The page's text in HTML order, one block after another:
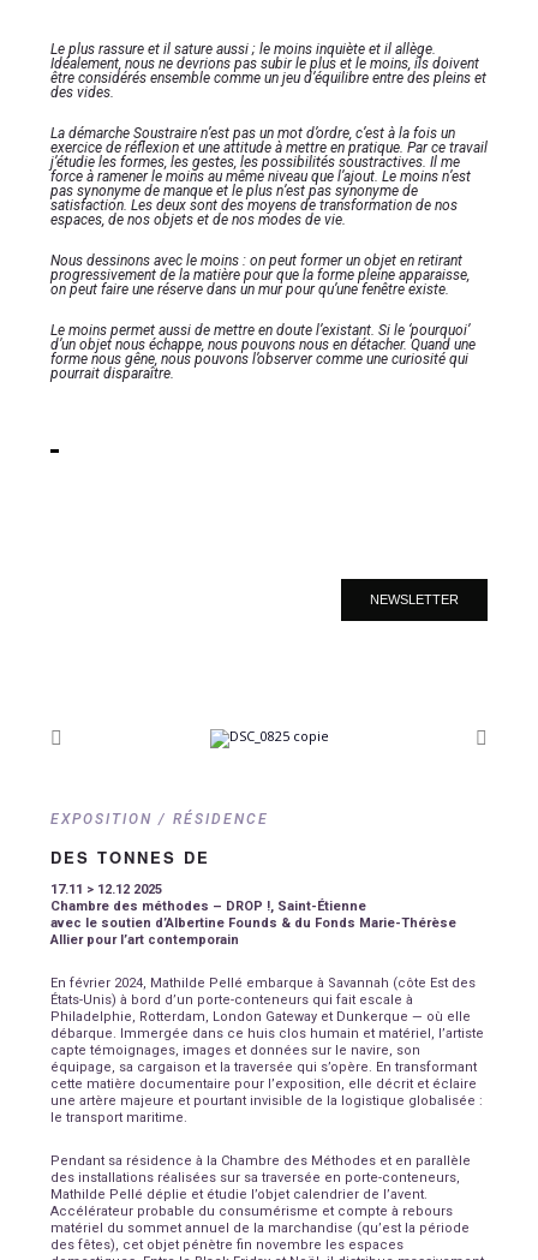
Le plus rassure et il sature aussi ; le moins inquiète et il allège.
Idéalement, nous ne devrions pas subir le plus et le moins, ils doivent
être considérés ensemble comme un jeu d’équilibre entre des pleins et
des vides.
La démarche Soustraire n’est pas un mot d’ordre, c’est à la fois un
exercice de réflexion et une attitude à mettre en pratique. Par ce travail
j’étudie les formes, les gestes, les possibilités soustractives. Il me
force à ramener le moins au même niveau que l’ajout. Le moins n’est
pas synonyme de manque et le plus n’est pas synonyme de
satisfaction. Les deux sont des moyens de transformation de nos
espaces, de nos objets et de nos modes de vie.
Nous dessinons avec le moins : on peut former un objet en retirant
progressivement de la matière pour que la forme pleine apparaisse,
on peut faire une réserve dans un mur pour qu’une fenêtre existe.
Le moins permet aussi de mettre en doute l’existant. Si le ‘pourquoi’
d’un objet nous échappe, nous pouvons nous en détacher. Quand une
forme nous gêne, nous pouvons l’observer comme une curiosité qui
pourrait disparaître.
NEWSLETTER
EXPOSITION / RÉSIDENCE
DES TONNES DE
17.11 > 12.12 2025
Chambre des méthodes – DROP !, Saint-Étienne
avec le soutien d’Albertine Founds & du Fonds Marie-Thérèse
Allier pour l’art contemporain
En février 2024, Mathilde Pellé embarque à Savannah (côte Est des
États-Unis) à bord d’un porte-conteneurs qui fait escale à
Philadelphie, Rotterdam, London Gateway et Dunkerque — où elle
débarque. Immergée dans ce huis clos humain et matériel, l’artiste
capte témoignages, images et données sur le navire, son
équipage, sa cargaison et la traversée qui s’opère. En transformant
cette matière documentaire pour l’exposition, elle décrit et éclaire
une artère majeure et pourtant invisible de la logistique globalisée :
le transport maritime.
Pendant sa résidence à la Chambre des Méthodes et en parallèle
des installations réalisées sur sa traversée en porte-conteneurs,
Mathilde Pellé déplie et étudie l’objet calendrier de l’avent.
Accélérateur probable du consumérisme et compte à rebours
matériel du sommet annuel de la marchandise (qu’est la période
des fêtes), cet objet pénètre fin novembre les espaces